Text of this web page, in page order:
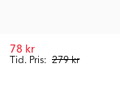
Tid. Pris: 279 kr
78 kr